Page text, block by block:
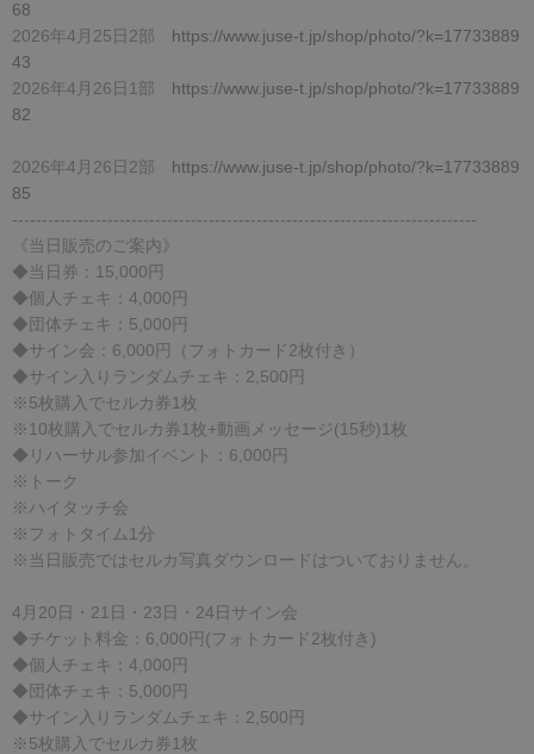
68
2026年4月25日2部 https://www.juse-t.jp/shop/photo/?k=17733889
43
2026年4月26日1部 https://www.juse-t.jp/shop/photo/?k=17733889
82
2026年4月26日2部 https://www.juse-t.jp/shop/photo/?k=17733889
85
------------------------------------------------------------------------------
《当日販売のご案内》
◆当日券：15,000円
◆個人チェキ：4,000円
◆団体チェキ：5,000円
◆サイン会：6,000円（フォトカード2枚付き）
◆サイン入りランダムチェキ：2,500円
※5枚購入でセルカ券1枚
※10枚購入でセルカ券1枚+動画メッセージ(15秒)1枚
◆リハーサル参加イベント：6,000円
※トーク
※ハイタッチ会
※フォトタイム1分
※当日販売ではセルカ写真ダウンロードはついておりません。
4月20日・21日・23日・24日サイン会
◆チケット料金：6,000円(フォトカード2枚付き)
◆個人チェキ：4,000円
◆団体チェキ：5,000円
◆サイン入りランダムチェキ：2,500円
※5枚購入でセルカ券1枚